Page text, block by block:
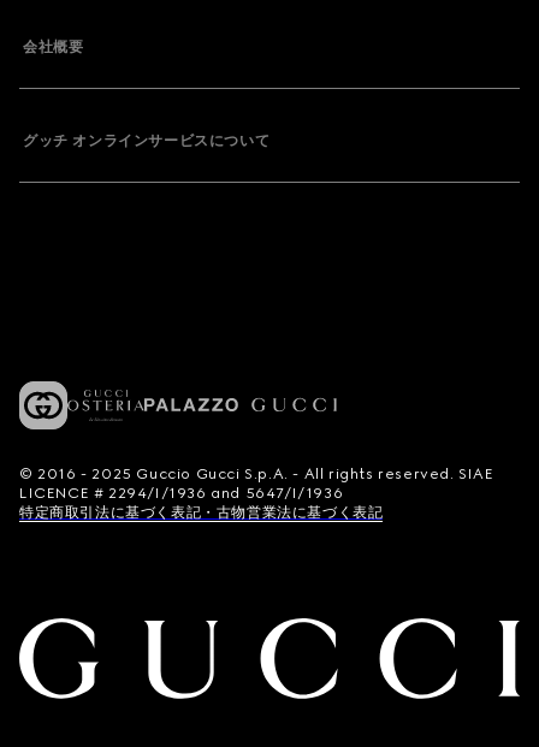
会社概要
グッチ オンラインサービスについて
© 2016 - 2025 Guccio Gucci S.p.A. - All rights reserved. SIAE
LICENCE # 2294/I/1936 and 5647/I/1936
特定商取引法に基づく表記・古物営業法に基づく表記